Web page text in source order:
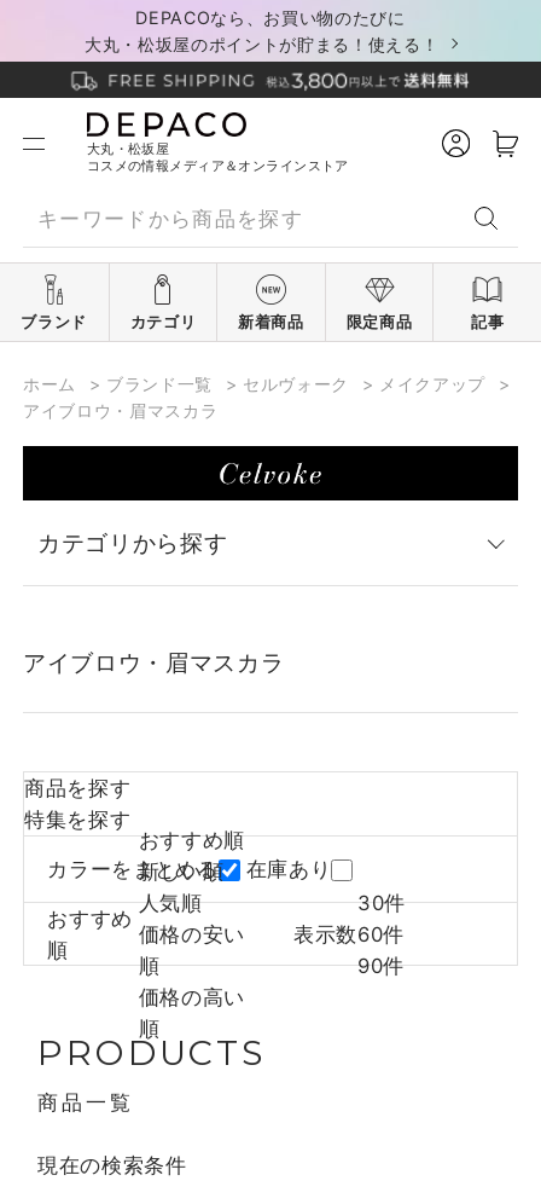
DEPACOなら、お買い物のたびに
大丸・松坂屋のポイントが貯まる！使える！
大丸・松坂屋
コスメの情報メディア＆オンラインストア
ブランド カテゴリ 新着商品 限定商品 記事
ホーム > ブランド一覧 > セルヴォーク > メイクアップ
>
アイブロウ・眉マスカラ
カテゴリから探す
アイブロウ・眉マスカラ
商品を探す
特集を探す
カラーをまとめる 在庫あり
おすすめ
順
おすすめ順
新しい順
人気順
価格の安い
順
価格の高い
順
表示数
30件
60件
90件
PRODUCTS
商品一覧
現在の検索条件